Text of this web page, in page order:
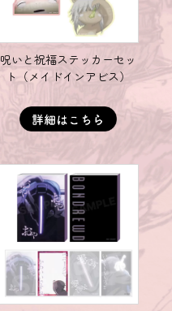
呪いと祝福ステッカーセッ
ト（メイドインアビス）